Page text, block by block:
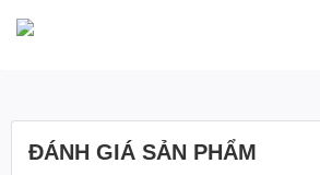
ĐÁNH GIÁ SẢN PHẨM